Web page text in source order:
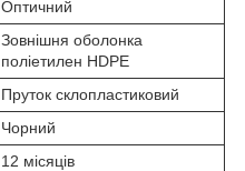
Оптичний
Зовнішня оболонка
поліетилен HDPE
Пруток склопластиковий
Чорний
12 місяців